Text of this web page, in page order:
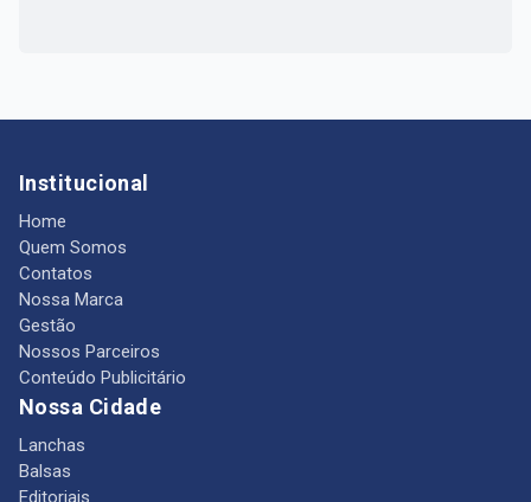
Institucional
Home
Quem Somos
Contatos
Nossa Marca
Gestão
Nossos Parceiros
Conteúdo Publicitário
Nossa Cidade
Lanchas
Balsas
Editoriais